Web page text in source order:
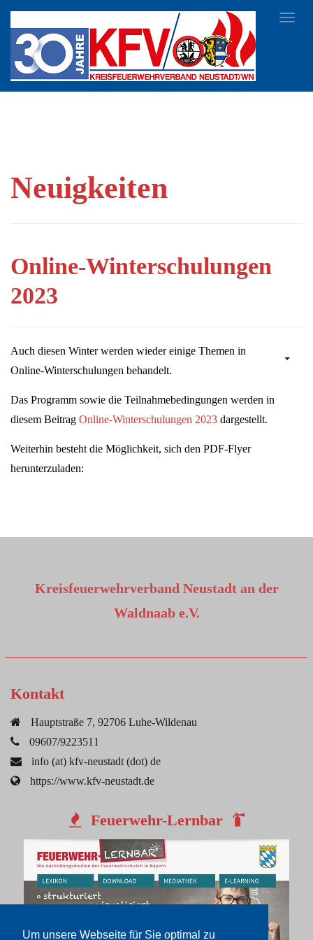
Um unsere Webseite für Sie optimal zu
Neuigkeiten
Online-Winterschulungen
2023
Auch diesen Winter werden wieder einige Themen in
Online-Winterschulungen behandelt.
Das Programm sowie die Teilnahmebedingungen werden in
diesem Beitrag Online-Winterschulungen 2023 dargestellt.
Weiterhin besteht die Möglichkeit, sich den PDF-Flyer
herunterzuladen:
Kreisfeuerwehrverband Neustadt an der
Waldnaab e.V.
Kontakt
Hauptstraße 7, 92706 Luhe-Wildenau
09607/9223511
info (at) kfv-neustadt (dot) de
https://www.kfv-neustadt.de
Feuerwehr-Lernbar